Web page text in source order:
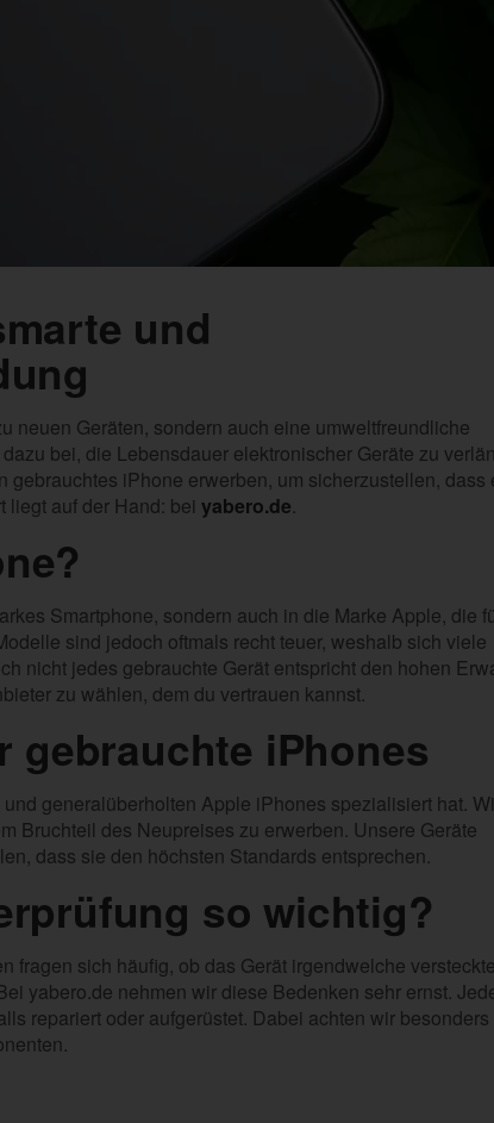
und
neuen Geräten, sondern auch eine umweltfreundliche
bei, die Lebensdauer elektronischer Geräte zu
iPhone erwerben, um sicherzustellen, dass
auf der Hand: bei yabero.de
Smartphone, sondern auch in die Marke Apple, die
sind jedoch oftmals recht teuer, weshalb sich viele
nicht jedes gebrauchte Gerät entspricht den hohen
zu wählen, dem du vertrauen kannst.
gebrauchte iPhones
generalüberholten Apple iPhones spezialisiert hat.
Bruchteil des Neupreises zu erwerben. Unsere Geräte
dass sie den höchsten Standards entsprechen.
so wichtig?
fragen sich häufig, ob das Gerät irgendwelche
yabero.de nehmen wir diese Bedenken sehr ernst.
repariert oder aufgerüstet. Dabei achten wir besonders